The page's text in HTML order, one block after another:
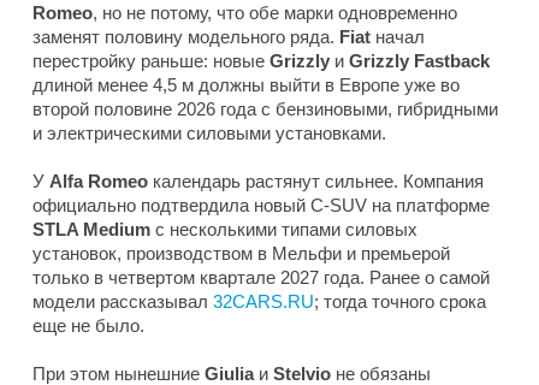
Romeo, но не потому, что обе марки одновременно
заменят половину модельного ряда. Fiat начал
перестройку раньше: новые Grizzly и Grizzly Fastback
длиной менее 4,5 м должны выйти в Европе уже во
второй половине 2026 года с бензиновыми, гибридными
и электрическими силовыми установками.
У Alfa Romeo календарь растянут сильнее. Компания
официально подтвердила новый C-SUV на платформе
STLA Medium с несколькими типами силовых
установок, производством в Мельфи и премьерой
только в четвертом квартале 2027 года. Ранее о самой
модели рассказывал 32CARS.RU; тогда точного срока
еще не было.
При этом нынешние Giuliaи Stelvio не обязаны